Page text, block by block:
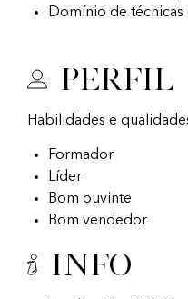
Domínio de
Perfil
Habilidades e
Formador
Líder
Bom ouvinte
Bom vendedor
Info